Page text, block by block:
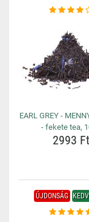
EARL GREY -
- fekete tea,
2993 Ft
ÚJDONSÁG